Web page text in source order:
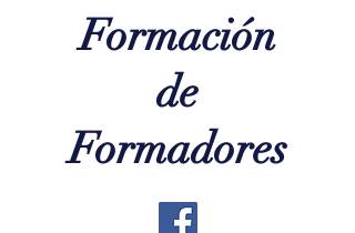
Formación
de
Formadores